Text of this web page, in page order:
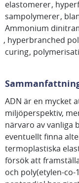
elastomerer
sampolymerer
Ammonium
hyperbranched
curing
ADN är en mycket
miljöperspektiv,
närvaro av vanliga
eventuellt finna
termoplastiska
försök att
och poly(etylen-